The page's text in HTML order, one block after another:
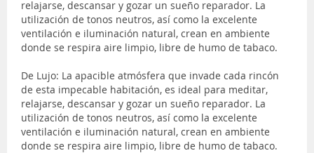
relajarse, descansar y gozar un sueño reparador. La
utilización de tonos neutros, así como la excelente
ventilación e iluminación natural, crean en ambiente
donde se respira aire limpio, libre de humo de tabaco.
De Lujo: La apacible atmósfera que invade cada rincón
de esta impecable habitación, es ideal para meditar,
relajarse, descansar y gozar un sueño reparador. La
utilización de tonos neutros, así como la excelente
ventilación e iluminación natural, crean en ambiente
donde se respira aire limpio, libre de humo de tabaco.